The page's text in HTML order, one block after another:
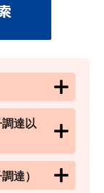
達以
達）